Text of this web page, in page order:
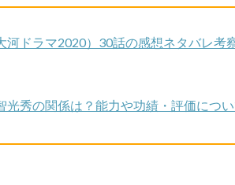
河ドラマ2020）30話の感想ネタバレ考
光秀の関係は？能力や功績・評価につ